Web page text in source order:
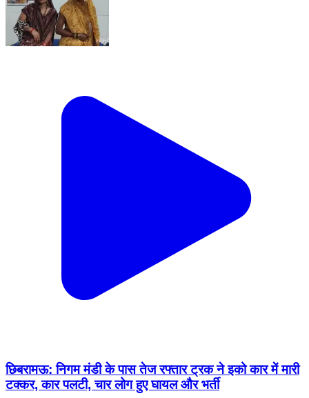
छिबरामऊ: निगम मंडी के पास तेज रफ्तार ट्रक ने इको कार में मारी
टक्कर, कार पलटी, चार लोग हुए घायल और भर्ती